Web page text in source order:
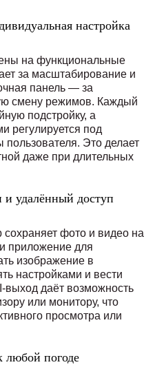
настройка
на функциональные
за масштабирование и
панель — за
смену режимов. Каждый
подстройку, а
регулируется под
Это делает
даже при длительных
удалённый доступ
фото и видео на
приложение для
изображение в
настройками и вести
выход даёт возможность
или монитору, что
просмотра или
любой погоде